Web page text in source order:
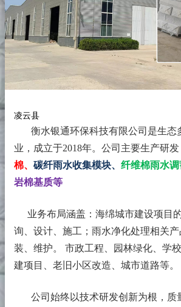
凌云县
衡水银通环保科技有限公司是生态
业，成立于2018年。 公司主要生产研发
棉、 碳纤雨水收集模块、 纤维棉雨水调
岩棉基质等
业务布局涵盖：海绵城市建设项目
询、设计、施工；雨水净化处理相关
装、维护。 市政工程、园林绿化、学
建项目、老旧小区改造、城市道路等。
公司始终以技术研发创新为根，质